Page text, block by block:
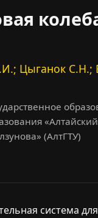
Цыганок С.Н.;
(АлтГТУ)
система